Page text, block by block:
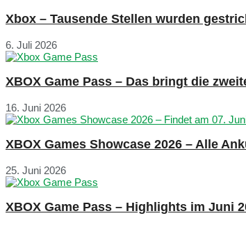
Xbox – Tausende Stellen wurden
6. Juli 2026
XBOX Game Pass – Das bringt die
16. Juni 2026
XBOX Games Showcase 2026 – Alle
25. Juni 2026
XBOX Game Pass – Highlights im Juni